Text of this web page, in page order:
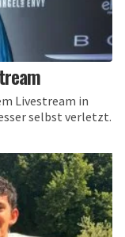
Livestream in
selbst verletzt.